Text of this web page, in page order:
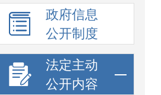
政府信息
公开制度
法定主动
公开内容